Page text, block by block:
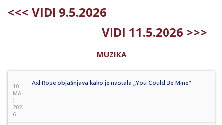
<<< VIDI 9.5.2026
VIDI 11.5.2026 >>>
MUZIKA
10
MA
J
202
6
Axl Rose objašnjava kako je nastala „You Could Be Mine“